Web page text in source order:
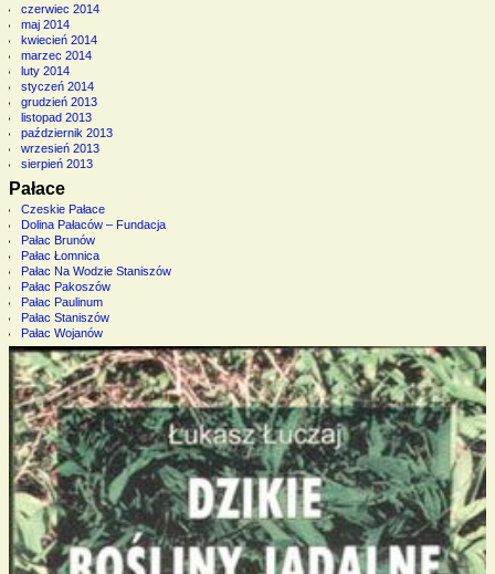
czerwiec 2014
maj 2014
kwiecień 2014
marzec 2014
luty 2014
styczeń 2014
grudzień 2013
listopad 2013
październik 2013
wrzesień 2013
sierpień 2013
Pałace
Czeskie Pałace
Dolina Pałaców – Fundacja
Pałac Brunów
Pałac Łomnica
Pałac Na Wodzie Staniszów
Pałac Pakoszów
Pałac Paulinum
Pałac Staniszów
Pałac Wojanów